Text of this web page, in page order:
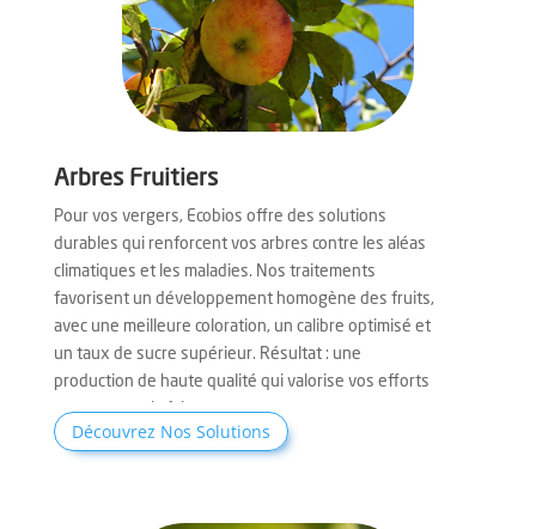
Arbres Fruitiers
Pour vos vergers, Ecobios offre des solutions
durables qui renforcent vos arbres contre les aléas
climatiques et les maladies. Nos traitements
favorisent un développement homogène des fruits,
avec une meilleure coloration, un calibre optimisé et
un taux de sucre supérieur. Résultat : une
production de haute qualité qui valorise vos efforts
et votre savoir-faire.
Découvrez Nos Solutions